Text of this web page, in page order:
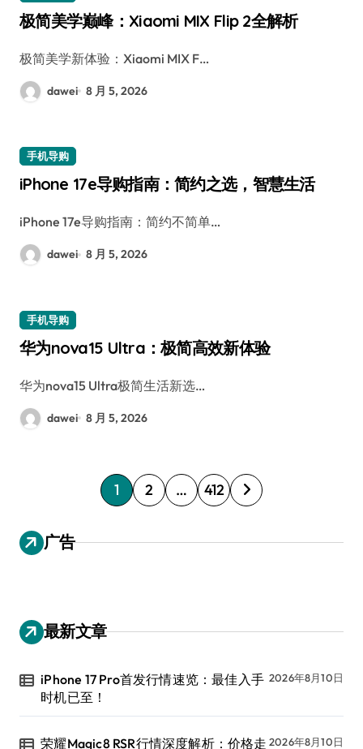
极简美学巅峰：Xiaomi MIX Flip 2全解析
极简美学新体验：Xiaomi MIX F…
dawei 8 月 5, 2026
手机导购
iPhone 17e导购指南：简约之选，智慧生活
iPhone 17e导购指南：简约不简单…
dawei 8 月 5, 2026
手机导购
华为nova15 Ultra：极简高效新体验
华为nova15 Ultra极简生活新选…
dawei 8 月 5, 2026
文
章
分
1 2 … 412
广告
最新文章
iPhone 17 Pro首发行情速览：最佳入手
时机已至！
2026年8月10日
荣耀Magic8 RSR行情深度解析：价格走 2026年8月10日